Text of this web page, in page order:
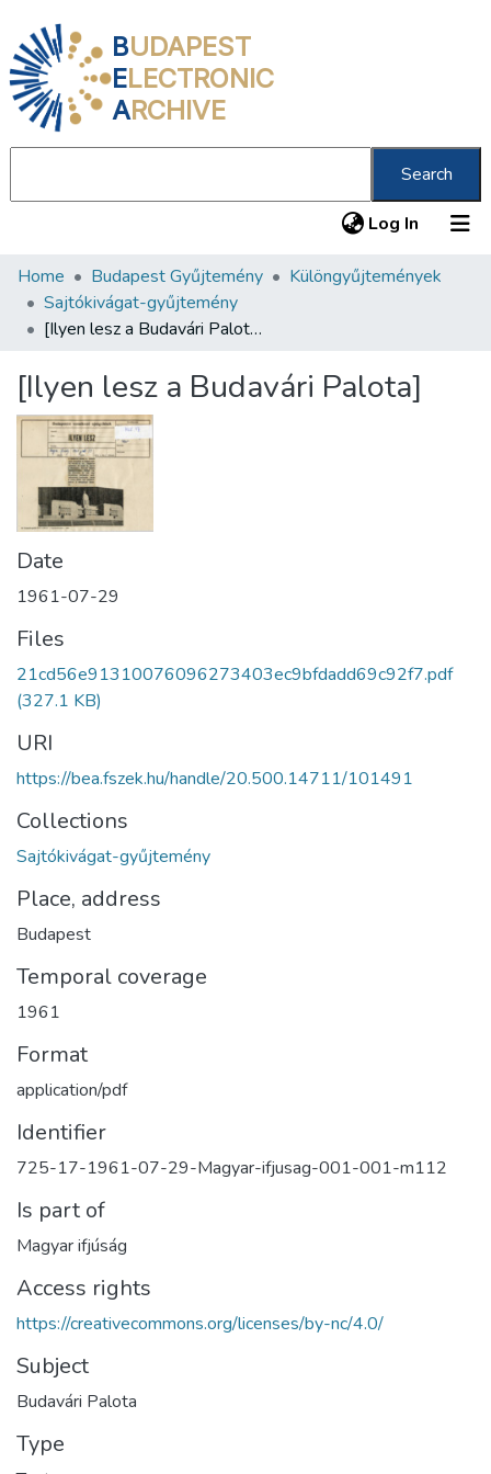
BUDAPEST
ELECTRONIC
ARCHIVE
Search
Log In (current)
Communities & Collections
All of DSpace
About us
Home Budapest Gyűjtemény
Különgyűjtemények
Sajtókivágat-gyűjtemény
[Ilyen lesz a Budavári Palota]
[Ilyen lesz a Budavári Palota]
Date
1961-07-29
Files
21cd56e91310076096273403ec9bfdadd69c92f7.pdf
(327.1 KB)
URI
https://bea.fszek.hu/handle/20.500.14711/101491
Collections
Sajtókivágat-gyűjtemény
Place, address
Budapest
Temporal coverage
1961
Format
application/pdf
Identifier
725-17-1961-07-29-Magyar-ifjusag-001-001-m112
Is part of
Magyar ifjúság
Access rights
https://creativecommons.org/licenses/by-nc/4.0/
Subject
Budavári Palota
Type